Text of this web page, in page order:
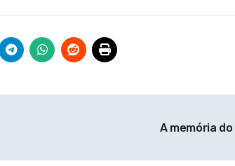
A memória do